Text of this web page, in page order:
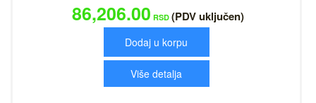
86,206.00 RSD (PDV uključen)
Dodaj u korpu
Više detalja